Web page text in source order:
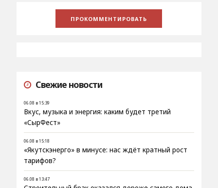
Свежие новости
06.08 в 15:39
Вкус, музыка и энергия: каким будет третий
«СырФест»
06.08 в 15:18
«Якутскэнерго» в минусе: нас ждёт кратный рост
тарифов?
06.08 в 13:47